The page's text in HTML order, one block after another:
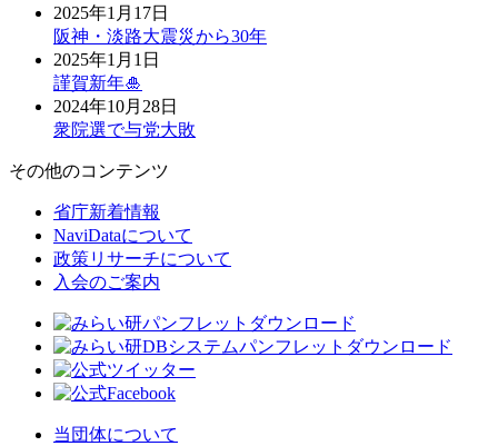
2025年1月17日
阪神・淡路大震災から30年
2025年1月1日
謹賀新年🎍
2024年10月28日
衆院選で与党大敗
その他のコンテンツ
省庁新着情報
NaviDataについて
政策リサーチについて
入会のご案内
当団体について